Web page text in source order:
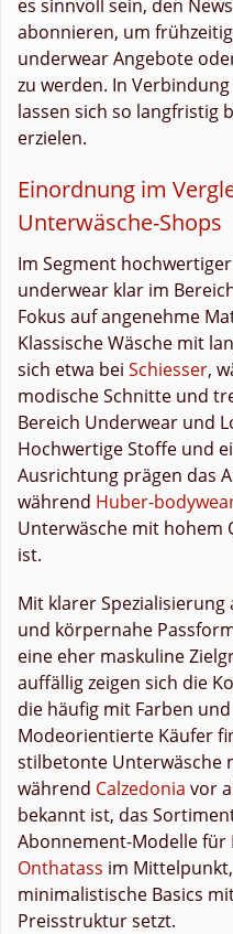
es sinnvoll sein, den
abonnieren, um
underwear Angebote
zu werden. In
lassen sich so langfristig
erzielen.
Einordnung im
Unterwäsche-Shops
Im Segment
underwear klar im
Fokus auf angenehme
Klassische Wäsche mit
sich etwa bei Schiesser,
modische Schnitte und
Bereich Underwear und
Hochwertige Stoffe und
Ausrichtung prägen das
während Huber-
Unterwäsche mit hohem
ist.
Mit klarer
und körpernahe
eine eher maskuline
auffällig zeigen sich die
die häufig mit Farben
Modeorientierte Käufer
stilbetonte Unterwäsche
während Calzedonia vor
bekannt ist, das
Abonnement-Modelle
Onthatass im
minimalistische Basics
Preisstruktur setzt.